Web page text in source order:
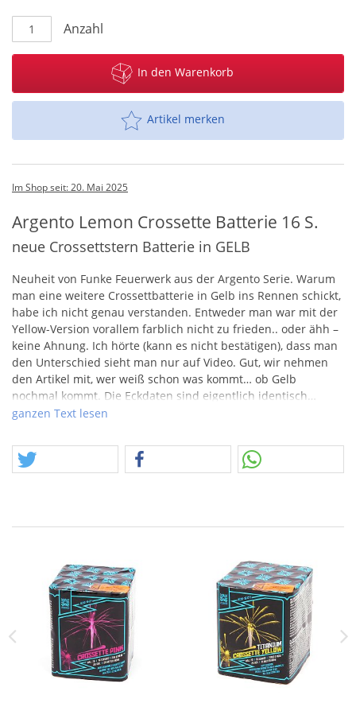
Anzahl
In den Warenkorb
Artikel merken
Im Shop seit: 20. Mai 2025
Argento Lemon Crossette Batterie 16 S.
neue Crossettstern Batterie in GELB
Neuheit von Funke Feuerwerk aus der Argento Serie. Warum
man eine weitere Crossettbatterie in Gelb ins Rennen schickt,
habe ich nicht genau verstanden. Entweder man war mit der
Yellow-Version vorallem farblich nicht zu frieden.. oder ähh –
keine Ahnung. Ich hörte (kann es nicht bestätigen), dass man
den Unterschied sieht man nur auf Video. Gut, wir nehmen
den Artikel mit, wer weiß schon was kommt… ob Gelb
nochmal kommt. Die Eckdaten sind eigentlich identisch…
veilleicht verkauft sich ja mal jemand und hat dann beide im
ganzen Text lesen